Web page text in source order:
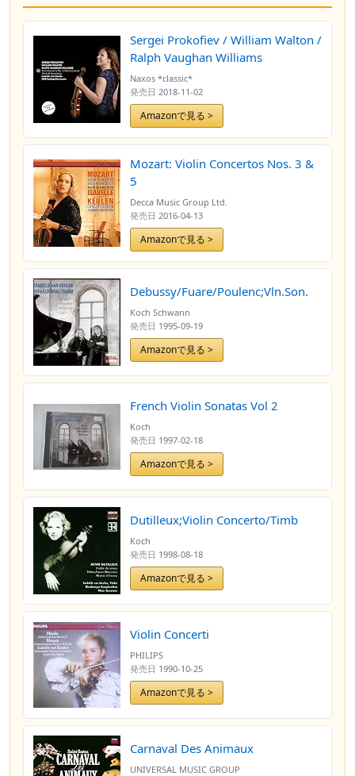
Sergei Prokofiev / William Walton /
Ralph Vaughan Williams
Naxos *classic*
発売日 2018-11-02
Amazonで見る >
Mozart: Violin Concertos Nos. 3 &
5
Decca Music Group Ltd.
発売日 2016-04-13
Amazonで見る >
Debussy/Fuare/Poulenc;Vln.Son.
Koch Schwann
発売日 1995-09-19
Amazonで見る >
French Violin Sonatas Vol 2
Koch
発売日 1997-02-18
Amazonで見る >
Dutilleux;Violin Concerto/Timb
Koch
発売日 1998-08-18
Amazonで見る >
Violin Concerti
PHILIPS
発売日 1990-10-25
Amazonで見る >
Carnaval Des Animaux
UNIVERSAL MUSIC GROUP